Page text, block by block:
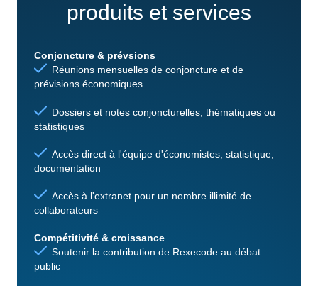
produits et services
Conjoncture & prévsions
Réunions mensuelles de conjoncture et de
prévisions économiques
Dossiers et notes conjoncturelles, thématiques ou
statistiques
Accès direct à l'équipe d'économistes, statistique,
documentation
Accès à l'extranet pour un nombre illimité de
collaborateurs
Compétitivité & croissance
Soutenir la contribution de Rexecode au débat
public